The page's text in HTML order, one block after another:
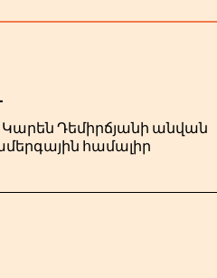
Կարեն Դեմիրճյանի անվան
համալիր